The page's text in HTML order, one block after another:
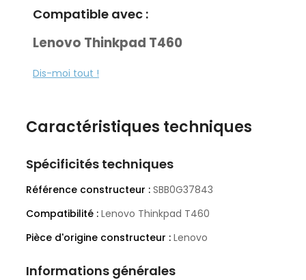
Compatible avec :
Lenovo Thinkpad T460
Fabricant :Lenovo
Dis-moi tout !
Caractéristiques techniques
Spécificités techniques
Référence constructeur : SBB0G37843
Compatibilité : Lenovo Thinkpad T460
Pièce d'origine constructeur : Lenovo
Informations générales